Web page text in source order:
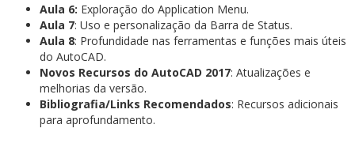
Aula 6: Exploração do Application Menu.
Aula 7: Uso e personalização da Barra de Status.
Aula 8: Profundidade nas ferramentas e funções mais úteis
do AutoCAD.
Novos Recursos do AutoCAD 2017: Atualizações e
melhorias da versão.
Bibliografia/Links Recomendados: Recursos adicionais
para aprofundamento.